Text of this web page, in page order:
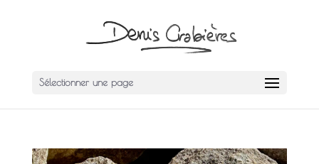
Sélectionner une page